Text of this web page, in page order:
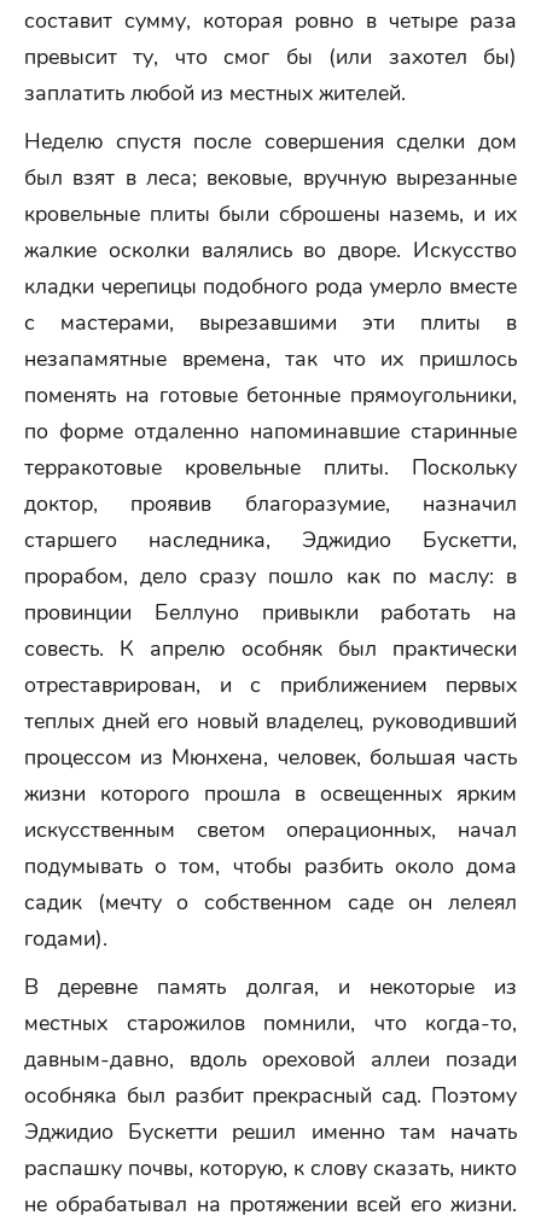
составит сумму, которая ровно в четыре раза
превысит ту, что смог бы (или захотел бы)
заплатить любой из местных жителей.
Неделю спустя после совершения сделки дом
был взят в леса; вековые, вручную вырезанные
кровельные плиты были сброшены наземь, и их
жалкие осколки валялись во дворе. Искусство
кладки черепицы подобного рода умерло вместе
с мастерами, вырезавшими эти плиты в
незапамятные времена, так что их пришлось
поменять на готовые бетонные прямоугольники,
по форме отдаленно напоминавшие старинные
терракотовые кровельные плиты. Поскольку
доктор, проявив благоразумие, назначил
старшего наследника, Эджидио Бускетти,
прорабом, дело сразу пошло как по маслу: в
провинции Беллуно привыкли работать на
совесть. К апрелю особняк был практически
отреставрирован, и с приближением первых
теплых дней его новый владелец, руководивший
процессом из Мюнхена, человек, большая часть
жизни которого прошла в освещенных ярким
искусственным светом операционных, начал
подумывать о том, чтобы разбить около дома
садик (мечту о собственном саде он лелеял
годами).
В деревне память долгая, и некоторые из
местных старожилов помнили, что когда-то,
давным-давно, вдоль ореховой аллеи позади
особняка был разбит прекрасный сад. Поэтому
Эджидио Бускетти решил именно там начать
распашку почвы, которую, к слову сказать, никто
не обрабатывал на протяжении всей его жизни.